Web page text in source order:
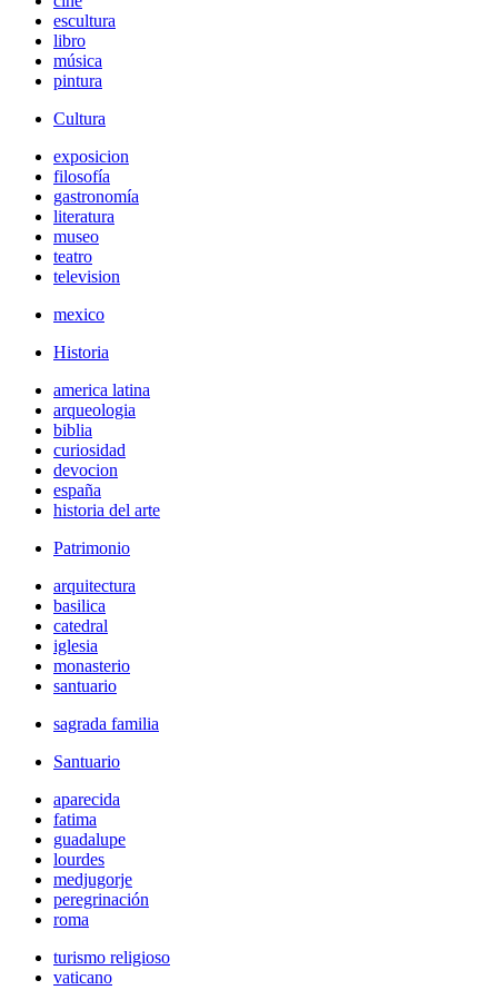
escultura
libro
música
pintura
Cultura
exposicion
filosofía
gastronomía
literatura
museo
teatro
television
mexico
Historia
america latina
arqueologia
biblia
curiosidad
devocion
españa
historia del arte
Patrimonio
arquitectura
basilica
catedral
iglesia
monasterio
santuario
sagrada familia
Santuario
aparecida
fatima
guadalupe
lourdes
medjugorje
peregrinación
roma
turismo religioso
vaticano